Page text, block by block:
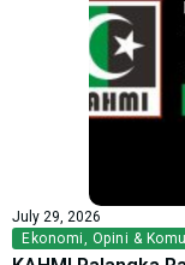
July 29, 2026
Ekonomi, Opini &